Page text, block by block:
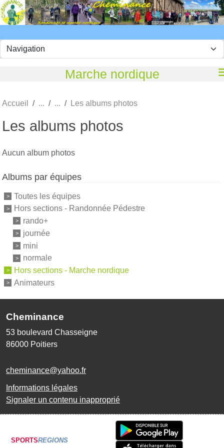
Marche nordique
Accueil Les albums photos
Les albums photos
Aucun album photos
Albums par équipes
Toutes les équipes
Hors sections - Randonnée Pédestre
rando+
journée
mini
normale
Hors sections - Marche nordique
Animateurs
Cheminance
53 boulevard Chasseigne
86000 Poitiers
cheminance@yahoo.fr
Informations légales
Signaler un contenu inapproprié
SPORTSREGIONS
Panneau de gestion des cookies